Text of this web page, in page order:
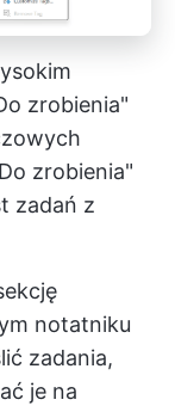
zrobienia"
zrobienia"
zadań z
notatniku
zadania,
je na